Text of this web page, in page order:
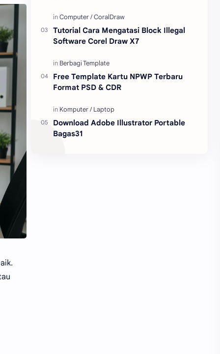
Tutorial Cara Mengatasi Block Illegal
Software Corel Draw X7
Free Template Kartu NPWP Terbaru
Format PSD & CDR
Download Adobe Illustrator Portable
Bagas31